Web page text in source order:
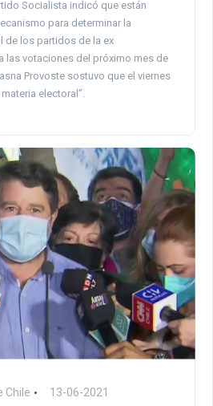
Socialista indicó que están
para determinar la
de los partidos de la ex
las votaciones del próximo mes de
Provoste sostuvo que el viernes
electoral”.
Chile 13-06-2021